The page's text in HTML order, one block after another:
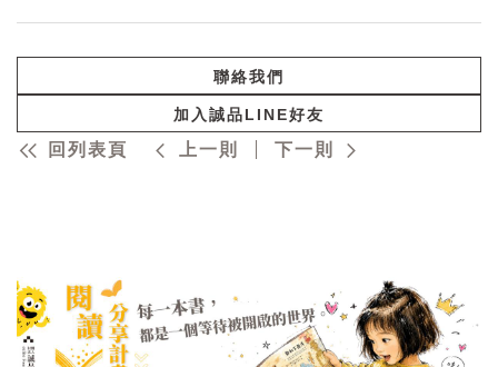
聯絡我們
加入誠品LINE好友
回列表頁 上一則 下一則